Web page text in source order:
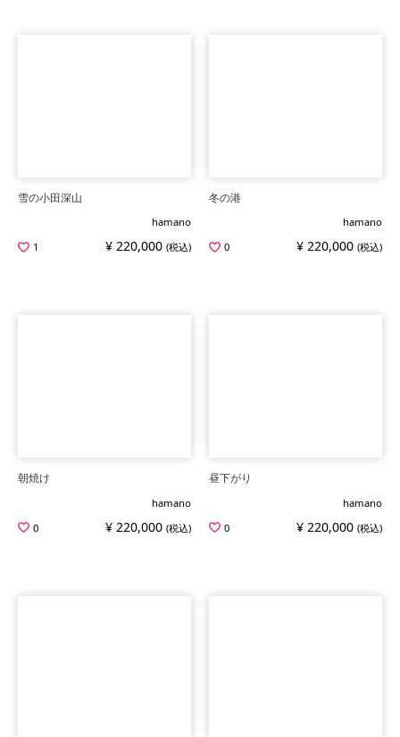
雪の小田深山
hamano
1
¥ 220,000 (税込)
冬の港
hamano
0
¥ 220,000 (税込)
朝焼け
hamano
0
¥ 220,000 (税込)
昼下がり
hamano
0
¥ 220,000 (税込)